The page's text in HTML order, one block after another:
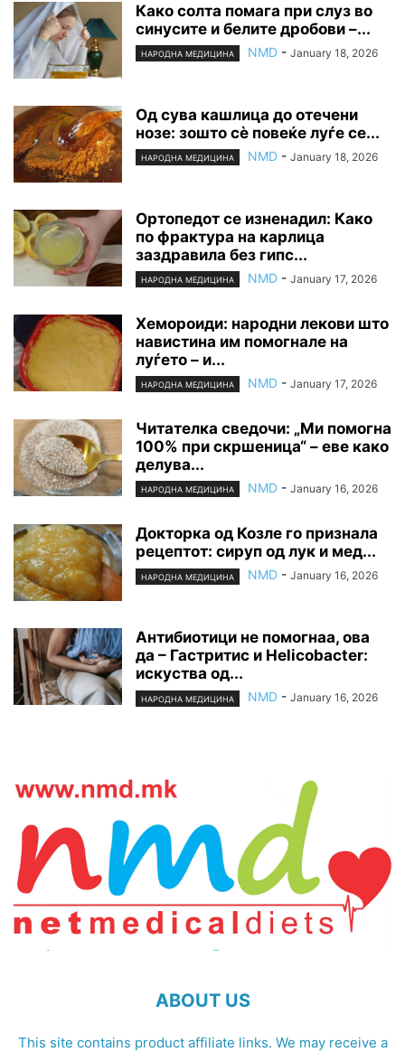
Како солта помага при слуз во
синусите и белите дробови –...
НАРОДНА МЕДИЦИНА NMD - January 18, 2026
Од сува кашлица до отечени
нозе: зошто сè повеќе луѓе се...
НАРОДНА МЕДИЦИНА NMD - January 18, 2026
Ортопедот се изненадил: Како
по фрактура на карлица
заздравила без гипс...
НАРОДНА МЕДИЦИНА NMD - January 17, 2026
Хемороиди: народни лекови што
навистина им помогнале на
луѓето – и...
НАРОДНА МЕДИЦИНА NMD - January 17, 2026
Читателка сведочи: „Ми помогна
100% при скршеница“ – еве како
делува...
НАРОДНА МЕДИЦИНА NMD - January 16, 2026
Докторка од Козле го признала
рецептот: сируп од лук и мед...
НАРОДНА МЕДИЦИНА NMD - January 16, 2026
Антибиотици не помогнаа, ова
да – Гастритис и Helicobacter:
искуства од...
НАРОДНА МЕДИЦИНА NMD - January 16, 2026
ABOUT US
This site contains product affiliate links. We may receive a